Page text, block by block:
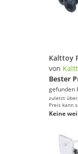
von
Bester
gefunden
zuletzt
Preis kann
Keine